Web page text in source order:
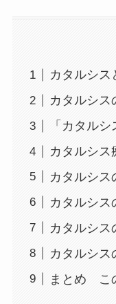
カタルシス
カタルシス
「カタル
カタルシス
カタルシス
カタルシス
カタルシス
カタルシス
まとめ こ